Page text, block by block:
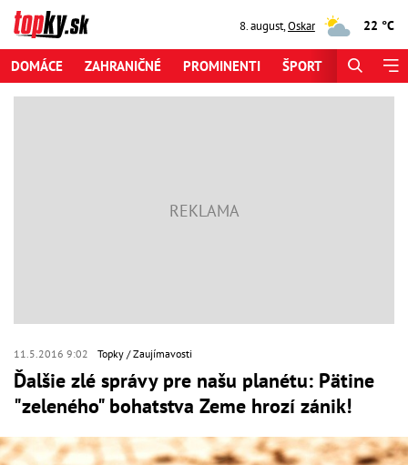
8. august,Oskar 22 °C
DOMÁCE ZAHRANIČNÉ PROMINENTI ŠPORT
11.5.2016 9:02 Topky Zaujímavosti
Ďalšie zlé správy pre našu planétu: Pätine
"zeleného" bohatstva Zeme hrozí zánik!